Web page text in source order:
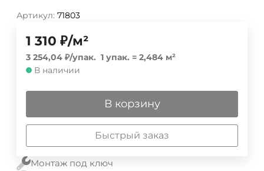
Артикул: 71803
1 310 ₽/м²
3 254,04 ₽/упак. 1 упак. = 2,484 м²
В наличии
В корзину
Быстрый заказ
Монтаж под ключ